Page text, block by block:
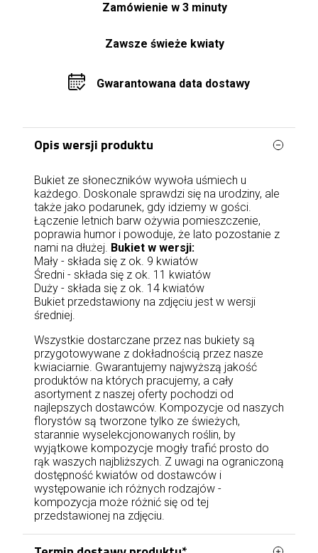
Zamówienie w 3 minuty
Zawsze świeże kwiaty
Gwarantowana data dostawy
Opis wersji produktu
Bukiet ze słoneczników wywoła uśmiech u
każdego. Doskonale sprawdzi się na urodziny, ale
także jako podarunek, gdy idziemy w gości.
Łączenie letnich barw ożywia pomieszczenie,
poprawia humor i powoduje, że lato pozostanie z
nami na dłużej. Bukiet w wersji:
Mały - składa się z ok. 9 kwiatów
Średni - składa się z ok. 11 kwiatów
Duży - składa się z ok. 14 kwiatów
Bukiet przedstawiony na zdjęciu jest w wersji
średniej.
Wszystkie dostarczane przez nas bukiety są
przygotowywane z dokładnością przez nasze
kwiaciarnie. Gwarantujemy najwyższą jakość
produktów na których pracujemy, a cały
asortyment z naszej oferty pochodzi od
najlepszych dostawców. Kompozycje od naszych
florystów są tworzone tylko ze świeżych,
starannie wyselekcjonowanych roślin, by
wyjątkowe kompozycje mogły trafić prosto do
rąk waszych najbliższych. Z uwagi na ograniczoną
dostępność kwiatów od dostawców i
występowanie ich różnych rodzajów -
kompozycja może różnić się od tej
przedstawionej na zdjęciu.